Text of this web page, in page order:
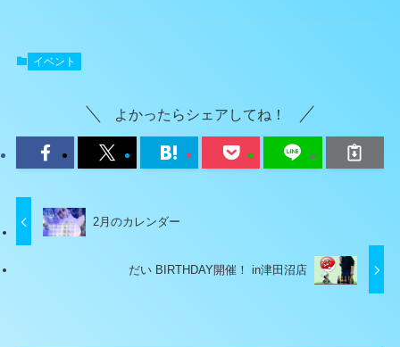
イベント
よかったらシェアしてね！
2月のカレンダー
だい BIRTHDAY開催！ in津田沼店